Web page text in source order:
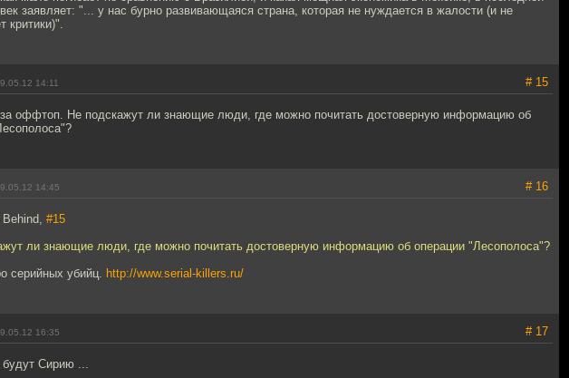
заявляет: "... у нас бурно развивающаяся страна, которая не нуждается в жалости (и не
критики)".
14:11 # 15
оффтоп. Не подскажут ли знающие люди, где можно почитать достоверную информацию об
14:45 # 16
#15
ли знающие люди, где можно почитать достоверную информацию об операции "Лесополоса"?
серийных убийц. http://www.serial-killers.ru/
16:35 # 17
будут Сирию ...